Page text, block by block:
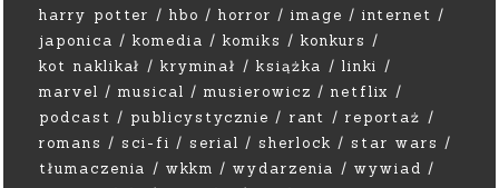
harry potter
hbo horror image
internet
japonica
komedia komiks
konkurs
kot naklikał
kryminał książka
linki
marvel
musical musierowicz
netflix
podcast
publicystycznie rant
reportaż
romans
sci-fi serial sherlock
star wars
tłumaczenia
wkkm wydarzenia
wywiad